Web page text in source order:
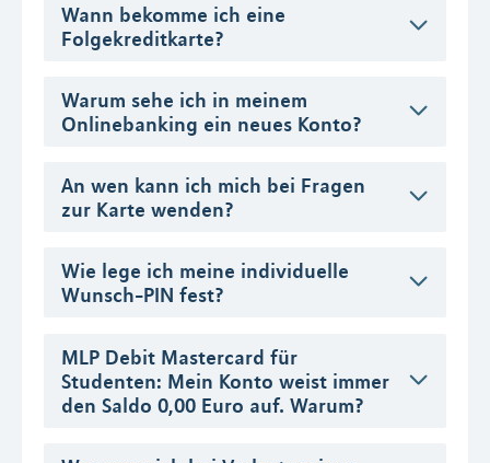
Wann bekomme ich eine
Folgekreditkarte?
Warum sehe ich in meinem
Onlinebanking ein neues Konto?
An wen kann ich mich bei Fragen
zur Karte wenden?
Wie lege ich meine individuelle
Wunsch-PIN fest?
MLP Debit Mastercard für
Studenten: Mein Konto weist immer
den Saldo 0,00 Euro auf. Warum?